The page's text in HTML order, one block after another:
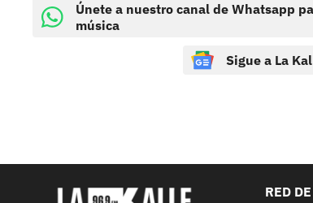
Únete a nuestro canal de Whatsapp
música
Sigue a La
RED